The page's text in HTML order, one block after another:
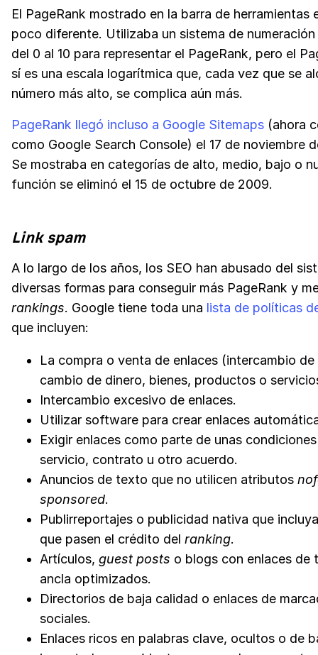
El PageRank mostrado en la barra de herramientas
poco diferente. Utilizaba un sistema de
del 0 al 10 para representar el PageRank, pero el
sí es una escala logarítmica que, cada vez que se
número más alto, se complica aún más.
PageRank llegó incluso a Google Sitemaps (ahora
como Google Search Console) el 17 de noviembre
Se mostraba en categorías de alto, medio, bajo o
función se eliminó el 15 de octubre de 2009.
Link spam
A lo largo de los años, los SEO han abusado del
diversas formas para conseguir más PageRank y
rankings. Google tiene toda una lista de políticas
que incluyen:
La compra o venta de enlaces (intercambio de
cambio de dinero, bienes, productos o
Intercambio excesivo de enlaces.
Utilizar software para crear enlaces
Exigir enlaces como parte de unas
servicio, contrato u otro acuerdo.
Anuncios de texto que no utilicen atributos
sponsored.
Publirreportajes o publicidad nativa que
que pasen el crédito del ranking.
Artículos, guest posts o blogs con enlaces de
ancla optimizados.
Directorios de baja calidad o enlaces de
sociales.
Enlaces ricos en palabras clave, ocultos o de